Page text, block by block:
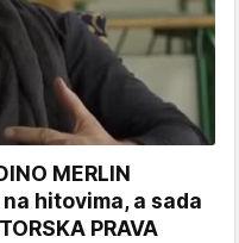
MERLIN
hitovima, a sada
PRAVA